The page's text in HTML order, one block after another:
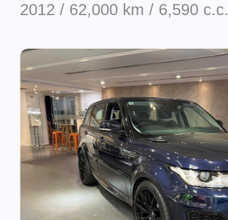
2012 / 62,000 km / 6,590 c.c.